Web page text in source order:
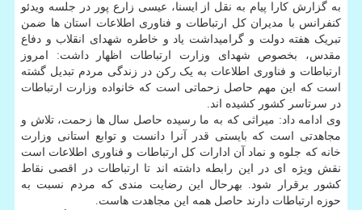
به گزارش کارا پیام به نقل از ایسنا، عیسی زارع پور در جلسه ویدئو
کنفرانس با مدیران کل ارتباطات و فناوری اطلاعات استان ها ضمن
تبریک هفته دولت و گرامیداشت یاد و خاطره شهدای انقلاب و دفاع
مقدس، بخصوص شهدای وزارت ارتباطات اظهار داشت: امروز
ارتباطات و فناوری اطلاعات به یک رکن در زندگی مردم تبدیل گشته
است که این مهم حاصل زحماتی است که خانواده وزارت ارتباطات
در سرتاسر کشور کشیده اند.
وی ادامه داد: میراثی که به ما رسیده حاصل سال ها زحمت، تلاش و
مجاهدتی است که بایستی قدر آنرا دانست و توابع استانی وزارت
خانه که جلوه و نماد آن ادارات کل ارتباطات و فناوری اطلاعات است
نقش ویژه ای در این رابطه داشته اند تا ارتباطات در اقصی نقاط
کشور برقرار شود. بهرحال این رضایت مندی که مردم نسبت به
حوزه ارتباطات دارند حاصل همه این مجاهدت هاست.